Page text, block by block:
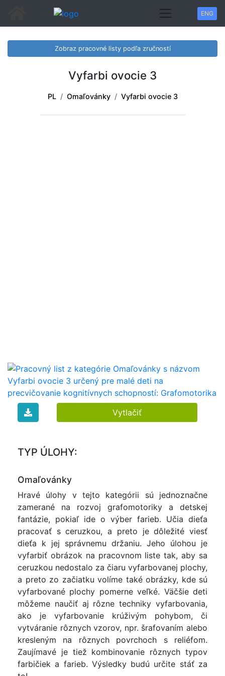
ENG
Zobraz pracovné listy podľa zručností
Vyfarbi ovocie 3
PL Omaľovánky Vyfarbi ovocie 3
TYP ÚLOHY:
Omaľovánky
Hravé úlohy v tejto kategórii sú jednoznačne
zamerané na rozvoj grafomotoriky a detskej
fantázie, pokiaľ ide o výber farieb. Učia dieťa
pracovať s ceruzkou, a preto je dôležité viesť
dieťa k jej správnemu držaniu. Jeho úlohou je
vyfarbiť obrázok na pracovnom liste tak, aby sa
ceruzkou nedostalo za čiaru vyfarbovanej plochy,
a preto zo začiatku volíme také obrázky, kde sú
vyfarbované plochy pomerne veľké. Väčšie deti
môžeme naučiť aj rôzne techniky vyfarbovania,
ako je vyfarbovanie krúživým pohybom, či
vytváranie rôznych vzorov, npr. šrafovaním alebo
kresleným na rôznych povrchoch s reliéfom.
Zaujímavé je tiež kombinovanie rôznych typov
farbičiek a farieb. Výsledky budú určite stáť za